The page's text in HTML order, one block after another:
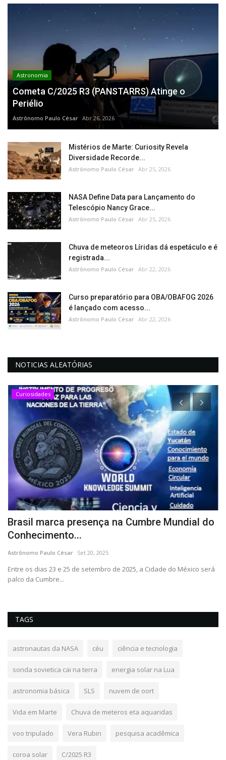
Astronomia
Cometa C/2025 R3 (PANSTARRS) Atinge o
Periélio
Astrônomo Paulo César Abr 26, 2026
Mistérios de Marte: Curiosity Revela
Diversidade Recorde...
Astrônomo Paulo César Abr 25, 2026
NASA Define Data para Lançamento do
Telescópio Nancy Grace...
Astrônomo Paulo César Abr 25, 2026
Chuva de meteoros Líridas dá espetáculo e é
registrada...
Astrônomo Paulo César Abr 22, 2026
Curso preparatório para OBA/OBAFOG 2026
é lançado com acesso...
Astrônomo Paulo César Abr 22, 2026
NOTICIAS ALEATÓRIAS
Curiosidades
Brasil marca presença na Cumbre Mundial do
Conhecimento...
Astrônomo Paulo César Set 20, 2025
Entre os dias 23 e 25 de setembro de 2025, a Cidade do México será
palco da Cumbre...
TAGS
astronautas da NASA céu ciência e tecnologia
sonda sovietica cai na terra energia solar na Lua
astronomia básica SLS nuvem de oort
Vida em Marte Chuva de meteros eta aquaridas
voo tripulado Vera Rubin pesquisa acadêmica
coroa solar C/2025 R3